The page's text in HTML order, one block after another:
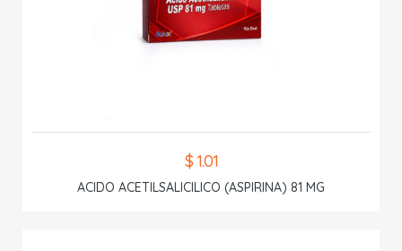
$ 1.01
ACIDO ACETILSALICILICO (ASPIRINA) 81 MG